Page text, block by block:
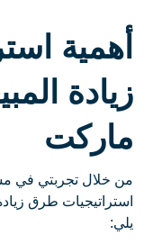
أهمية
زيادة
ماركت
من خلال تجربتي في
استراتيجيات طرق
يلي: